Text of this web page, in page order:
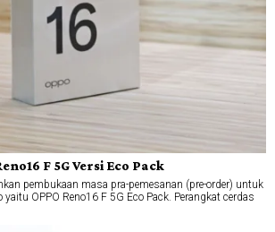
F 5G Versi Eco Pack
pembukaan masa pra-pemesanan (pre-order) untuk
OPPO Reno16 F 5G Eco Pack. Perangkat cerdas